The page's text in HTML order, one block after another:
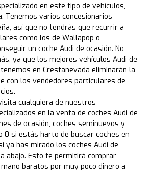
en este tipo de vehículos,
Tenemos varios concesionarios
así que no tendrás que recurrir a
como los de Wallapop o
un coche Audi de ocasión. No
ya que los mejores vehículos Audi de
en Crestanevada eliminarán la
con los vendedores particulares de
cualquiera de nuestros
en la venta de coches Audi de
de ocasión, coches seminuevos y
0 si estás harto de buscar coches en
ya has mirado los coches Audi de
abajo. Esto te permitirá comprar
baratos por muy poco dinero a